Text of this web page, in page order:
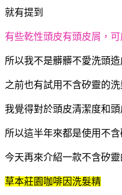
就有提到
有些乾性頭皮有頭皮屑，
所以我不是髒髒不愛洗頭
之前也有試用不含矽靈的
我覺得對於頭皮清潔度和
所以這半年來都是使用不
今天再來介紹一款不含矽
草本莊園咖啡因洗髮精